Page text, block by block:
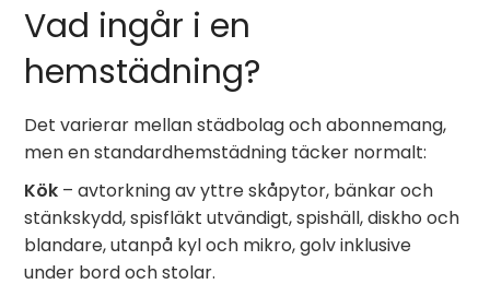
Vad ingår i en
hemstädning?
Det varierar mellan städbolag och abonnemang,
men en standardhemstädning täcker normalt:
Kök – avtorkning av yttre skåpytor, bänkar och
stänkskydd, spisfläkt utvändigt, spishäll, diskho och
blandare, utanpå kyl och mikro, golv inklusive
under bord och stolar.